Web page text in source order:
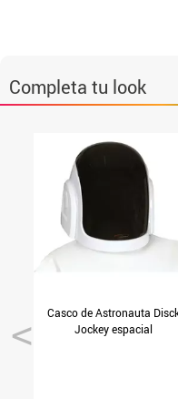
Completa tu look
Casco de Astronauta
Jockey espacial